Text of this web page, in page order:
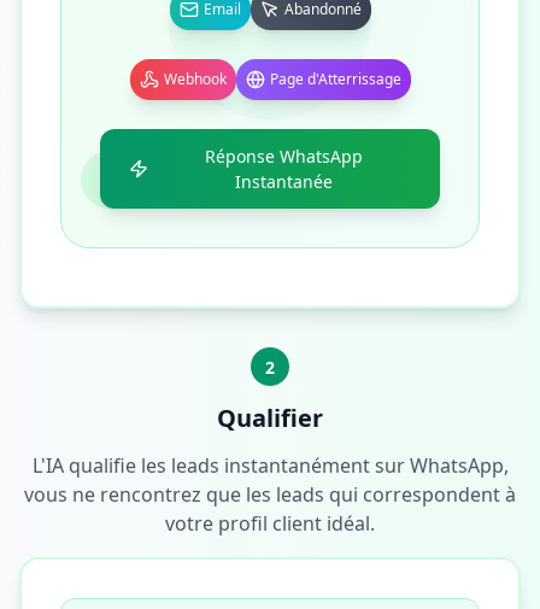
Email Abandonné
Webhook Page d'Atterrissage
Réponse WhatsApp
Instantanée
2
Qualifier
L'IA qualifie les leads instantanément sur WhatsApp,
vous ne rencontrez que les leads qui correspondent à
votre profil client idéal.